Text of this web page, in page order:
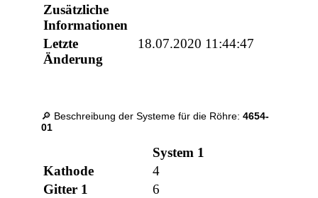
Zusätzliche
Informationen
Letzte
Änderung
18.07.2020 11:44:47
🔎 Beschreibung der Systeme für die Röhre:4654-
01
System 1
Kathode
4
Gitter 1
6